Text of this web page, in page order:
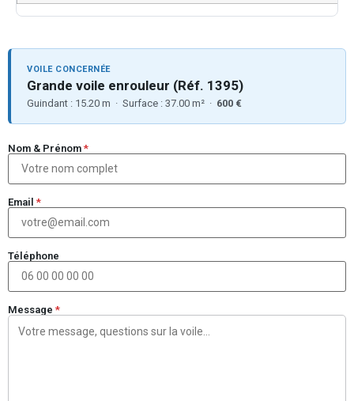
VOILE CONCERNÉE
Grande voile enrouleur (Réf. 1395)
Guindant : 15.20 m · Surface : 37.00 m² · 600 €
Nom & Prénom *
Email *
Téléphone
Message *